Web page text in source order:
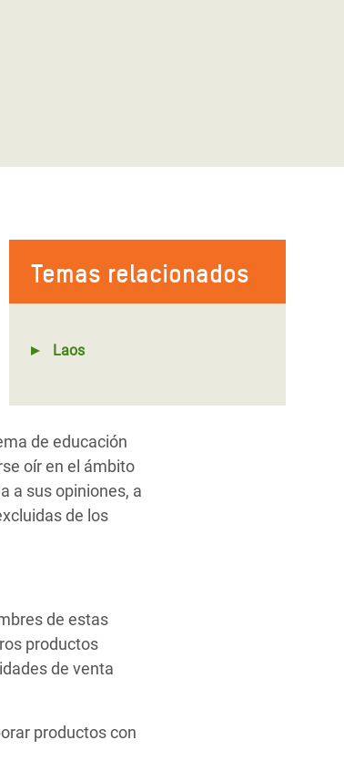
Temas relacionados
Laos
de educación
oír en el ámbito
a sus opiniones, a
de los
de estas
productos
de venta
productos con